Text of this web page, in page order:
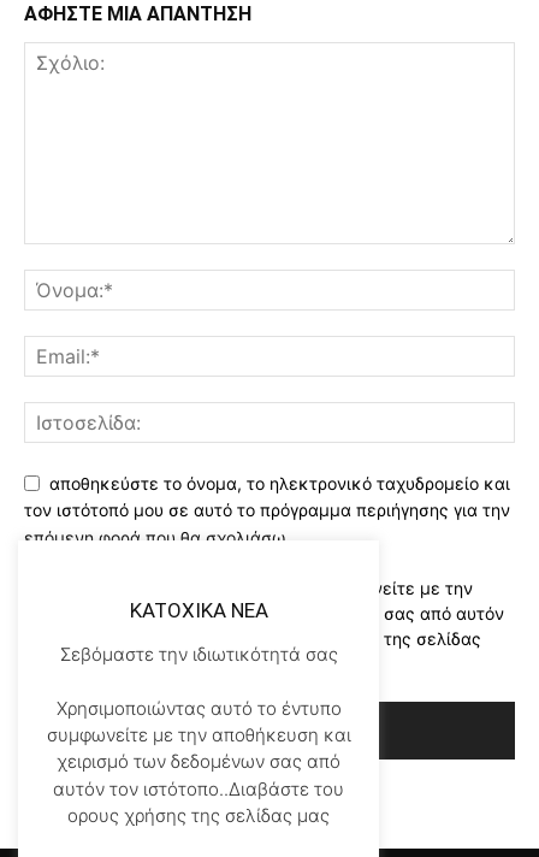
ΑΦΗΣΤΕ ΜΙΑ ΑΠΑΝΤΗΣΗ
αποθηκεύστε το όνομα, το ηλεκτρονικό ταχυδρομείο και
τον ιστότοπό μου σε αυτό το πρόγραμμα περιήγησης για την
επόμενη φορά που θα σχολιάσω.
Χρησιμοποιώντας αυτό το έντυπο συμφωνείτε με την
αποθήκευση και χειρισμό των δεδομένων σας από αυτόν
τον ιστότοπο..Διαβάστε του ορους χρήσης της σελίδας
μας*
KATOXIKA NEA
Σεβόμαστε την ιδιωτικότητά σας
Χρησιμοποιώντας αυτό το έντυπο
συμφωνείτε με την αποθήκευση και
χειρισμό των δεδομένων σας από
αυτόν τον ιστότοπο..Διαβάστε του
ορους χρήσης της σελίδας μας